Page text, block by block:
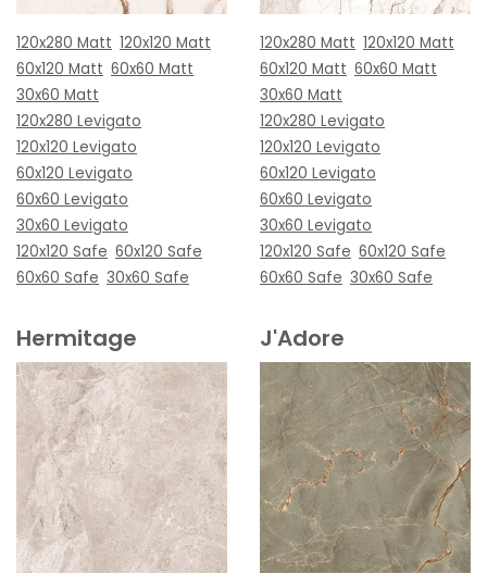
120x280 Matt 120x120 Matt
60x120 Matt 60x60 Matt
30x60 Matt
120x280 Levigato
120x120 Levigato
60x120 Levigato
60x60 Levigato
30x60 Levigato
120x120 Safe 60x120 Safe
60x60 Safe 30x60 Safe
120x280 Matt 120x120 Matt
60x120 Matt 60x60 Matt
30x60 Matt
120x280 Levigato
120x120 Levigato
60x120 Levigato
60x60 Levigato
30x60 Levigato
120x120 Safe 60x120 Safe
60x60 Safe 30x60 Safe
Hermitage J'Adore